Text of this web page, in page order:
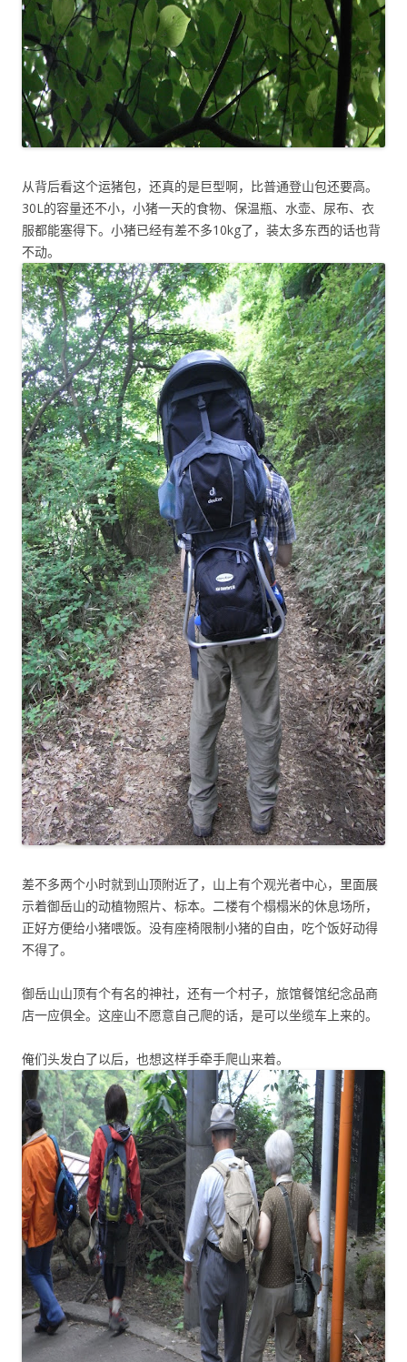
从背后看这个运猪包，还真的是巨型啊，比普通登山包还要高。
30L的容量还不小，小猪一天的食物、保温瓶、水壶、尿布、衣
服都能塞得下。小猪已经有差不多10kg了，装太多东西的话也背
不动。
差不多两个小时就到山顶附近了，山上有个观光者中心，里面展
示着御岳山的动植物照片、标本。二楼有个榻榻米的休息场所，
正好方便给小猪喂饭。没有座椅限制小猪的自由，吃个饭好动得
不得了。
御岳山山顶有个有名的神社，还有一个村子，旅馆餐馆纪念品商
店一应俱全。这座山不愿意自己爬的话，是可以坐缆车上来的。
俺们头发白了以后，也想这样手牵手爬山来着。